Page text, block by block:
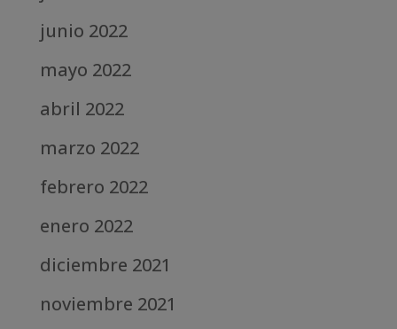
junio 2022
mayo 2022
abril 2022
marzo 2022
febrero 2022
enero 2022
diciembre 2021
noviembre 2021